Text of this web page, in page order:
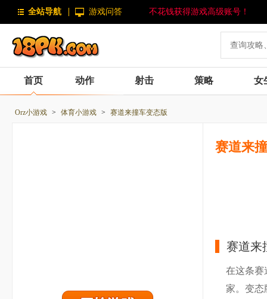
全站导航 游戏问答 不花钱获得游戏高级账号！
首页 动作 射击 策略 女
Orz小游戏 > 体育小游戏 > 赛道来撞车变态版
赛道来
赛道来
在这条赛
家。变态